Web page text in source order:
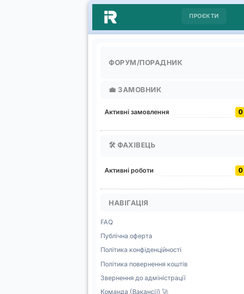
ПРОЄКТИ
ФОРУМ/ПОРАДНИК
💼 ЗАМОВНИК
Активні замовлення 0
🛠️ ФАХІВЕЦЬ
Активні роботи 0
НАВІГАЦІЯ
FAQ
Публічна оферта
Політика конфіденційності
Політика повернення коштів
Звернення до адміністрації
Команда (Вакансії) 🚀